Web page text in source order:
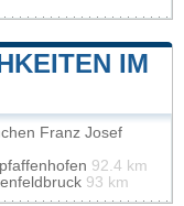
IM
Franz Josef
92.4 km
93 km